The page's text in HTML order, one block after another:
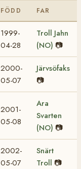
FÖDD FAR
1999-
04-28
Troll Jahn
(NO) 📷
2000-
05-07
Järvsöfaks
📷
2001-
05-08
Ara
Svarten
(NO) 📷
2002-
05-07
Snärt
Troll 📷